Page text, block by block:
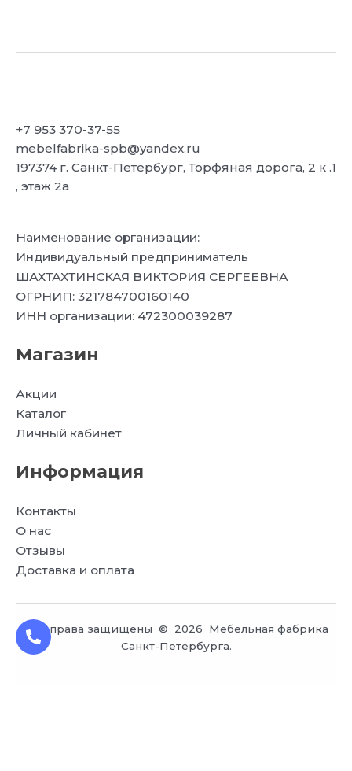
+7 953 370-37-55
mebelfabrika-spb@yandex.ru
197374 г. Санкт-Петербург, Торфяная дорога, 2 к .1
, этаж 2а
Наименование организации:
Индивидуальный предприниматель
ШАХТАХТИНСКАЯ ВИКТОРИЯ СЕРГЕЕВНА
ОГРНИП: 321784700160140
ИНН организации: 472300039287
Магазин
Акции
Каталог
Личный кабинет
Информация
Контакты
О нас
Отзывы
Доставка и оплата
Все права защищены © 2026 Мебельная фабрика
Санкт-Петербурга.